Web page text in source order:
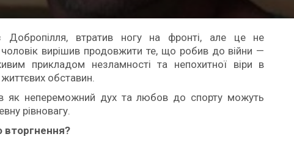
Добропілля, втратив ногу на фронті, але це не
вирішив продовжити те, що робив до війни —
прикладом незламності та непохитної віри в
обставин.
як непереможний дух та любов до спорту можуть
рівновагу.